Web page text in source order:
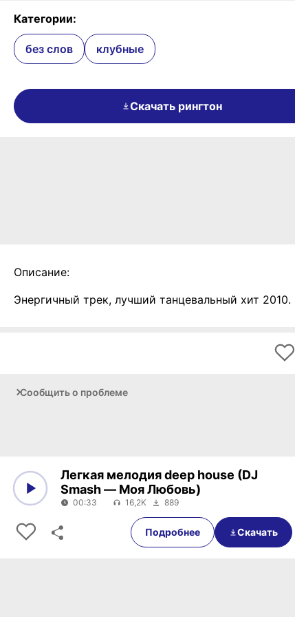
Категории:
без слов клубные
Скачать рингтон
Описание:
Энергичный трек, лучший танцевальный хит 2010.
Сообщить о проблеме
00:33
Легкая мелодия deep house (DJ
Smash — Моя Любовь)
00:33 16,2K 889
Подробнее Скачать